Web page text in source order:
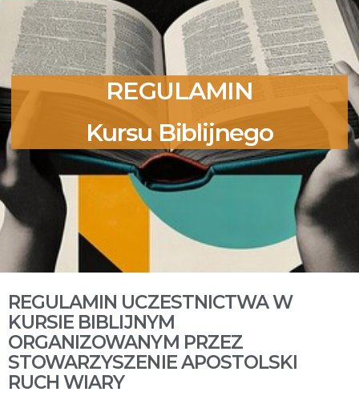
REGULAMIN
Kursu Biblijnego
REGULAMIN UCZESTNICTWA W
KURSIE BIBLIJNYM
ORGANIZOWANYM PRZEZ
STOWARZYSZENIE APOSTOLSKI
RUCH WIARY